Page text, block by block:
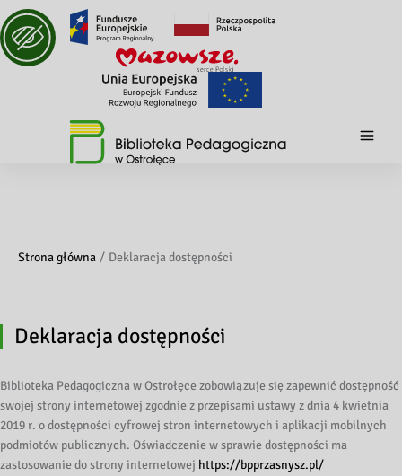
Strona główna Deklaracja dostępności
Deklaracja dostępności
Biblioteka Pedagogiczna w Ostrołęce zobowiązuje się zapewnić dostępność
swojej strony internetowej zgodnie z przepisami ustawy z dnia 4 kwietnia
2019 r. o dostępności cyfrowej stron internetowych i aplikacji mobilnych
podmiotów publicznych. Oświadczenie w sprawie dostępności ma
zastosowanie do strony internetowej https://bpprzasnysz.pl/